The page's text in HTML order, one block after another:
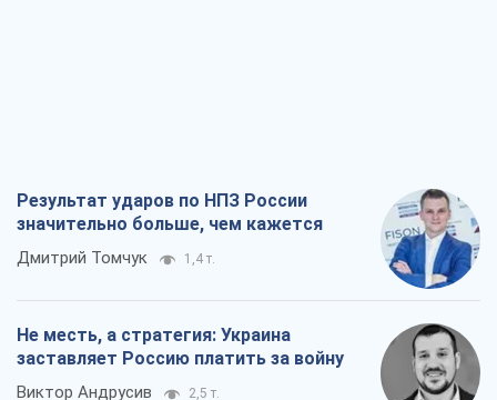
Результат ударов по НПЗ России
значительно больше, чем кажется
Дмитрий Томчук 1,4 т.
Не месть, а стратегия: Украина
заставляет Россию платить за войну
Виктор Андрусив 2,5 т.